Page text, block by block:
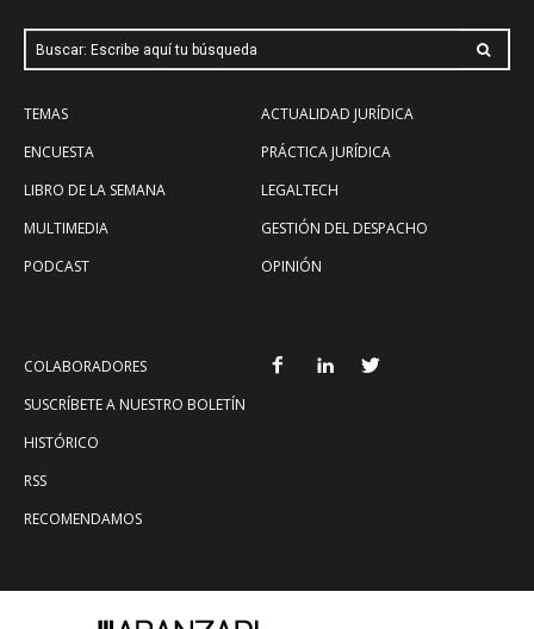
Buscar: Escribe aquí tu búsqueda
TEMAS
ENCUESTA
LIBRO DE LA SEMANA
MULTIMEDIA
PODCAST
ACTUALIDAD JURÍDICA
PRÁCTICA JURÍDICA
LEGALTECH
GESTIÓN DEL DESPACHO
OPINIÓN
COLABORADORES
SUSCRÍBETE A NUESTRO BOLETÍN
HISTÓRICO
RSS
RECOMENDAMOS